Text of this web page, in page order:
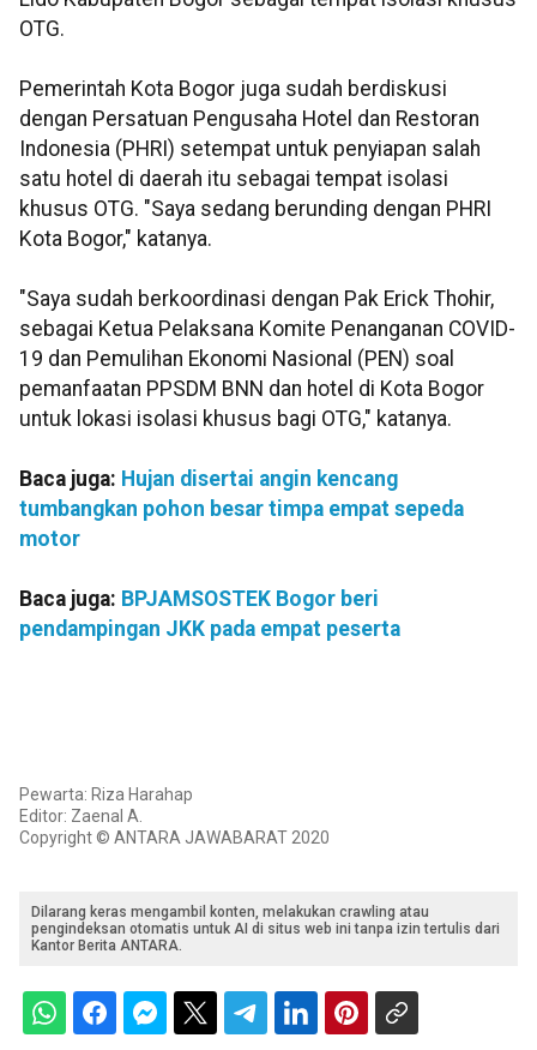
OTG.
Pemerintah Kota Bogor juga sudah berdiskusi
dengan Persatuan Pengusaha Hotel dan Restoran
Indonesia (PHRI) setempat untuk penyiapan salah
satu hotel di daerah itu sebagai tempat isolasi
khusus OTG. "Saya sedang berunding dengan PHRI
Kota Bogor," katanya.
"Saya sudah berkoordinasi dengan Pak Erick Thohir,
sebagai Ketua Pelaksana Komite Penanganan COVID-
19 dan Pemulihan Ekonomi Nasional (PEN) soal
pemanfaatan PPSDM BNN dan hotel di Kota Bogor
untuk lokasi isolasi khusus bagi OTG," katanya.
Baca juga: Hujan disertai angin kencang
tumbangkan pohon besar timpa empat sepeda
motor
Baca juga: BPJAMSOSTEK Bogor beri
pendampingan JKK pada empat peserta
Pewarta: Riza Harahap
Editor: Zaenal A.
Copyright © ANTARA JAWABARAT 2020
Dilarang keras mengambil konten, melakukan crawling atau
pengindeksan otomatis untuk AI di situs web ini tanpa izin tertulis dari
Kantor Berita ANTARA.